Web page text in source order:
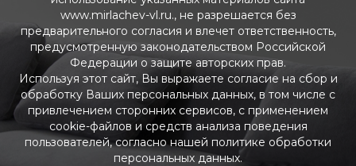
www.mirlachev-vl.ru., не разрешается без
предварительного согласия и влечет ответственность,
предусмотренную законодательством Российской
Федерации о защите авторских прав.
Используя этот сайт, Вы выражаете согласие на сбор и
обработку Ваших персональных данных, в том числе с
привлечением сторонних сервисов, с применением
cookie-файлов и средств анализа поведения
пользователей, согласно нашей политике обработки
персональных данных.